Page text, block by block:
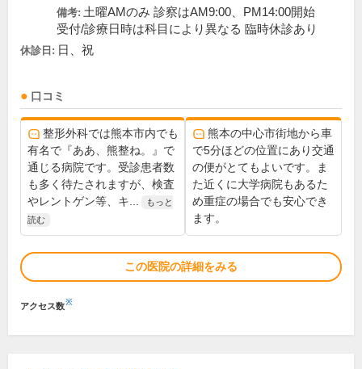
備考: 土曜AMのみ 診察はAM9:00、PM14:00開始
受付/診療日時は科目により異なる 臨時休診あり
休診日: 日、祝
口コミ
整形外科では熊本市内でも
有名で『ああ、熊整ね。』で
通じる病院です。受診患者数
も多く待たされますが、検査
やレントゲン等、キ...
もっと
読む
熊本の中心市街地から車
で5分ほどの位置にあり交通
の便がとてもよいです。ま
た近くに大学病院もあるた
め重症の場合でも安心でき
ます。
この医院の詳細をみる
アクセス数※